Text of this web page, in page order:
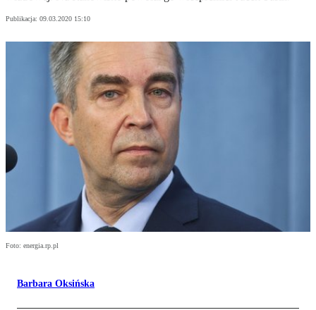
Publikacja: 09.03.2020 15:10
Foto: energia.rp.pl
Barbara Oksińska